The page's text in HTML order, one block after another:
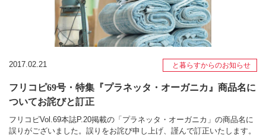
2017.02.21 と暮らすからのお知らせ
フリコピ69号・特集『プラネッタ・オーガニカ』商品名に
ついてお詫びと訂正
フリコピVol.69本誌P.20掲載の「プラネッタ・オーガニカ」の商品名に
誤りがございました。誤りをお詫び申し上げ、謹んで訂正いたします。